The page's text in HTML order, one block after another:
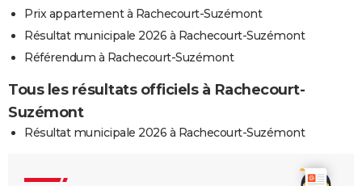
Prix appartement à Rachecourt-Suzémont
Résultat municipale 2026 à Rachecourt-Suzémont
Référendum à Rachecourt-Suzémont
Tous les résultats officiels à Rachecourt-
Suzémont
Résultat municipale 2026 à Rachecourt-Suzémont